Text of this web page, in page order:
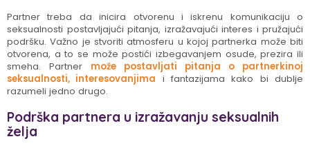
Partner treba da inicira otvorenu i iskrenu komunikaciju o
seksualnosti postavljajući pitanja, izražavajući interes i pružajući
podršku. Važno je stvoriti atmosferu u kojoj partnerka može biti
otvorena, a to se može postići izbegavanjem osude, prezira ili
smeha. Partner može postavljati pitanja o partnerkinoj
seksualnosti, interesovanjima i fantazijama kako bi dublje
razumeli jedno drugo.
Podrška partnera u izražavanju seksualnih
želja